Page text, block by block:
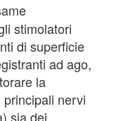
stimolatori
di superficie
ad ago,
la
nervi
sia dei